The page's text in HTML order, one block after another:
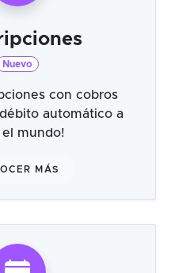
Nuevo
con cobros
automático a
mundo!
MÁS